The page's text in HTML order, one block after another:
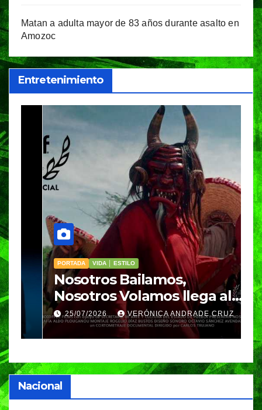
Matan a adulta mayor de 83 años durante asalto en
Amozoc
Entretenimiento
PORTADA VIDA │ ESTILO
Nosotros Bailamos,
Nosotros Volamos llega al
GIFF
25/07/2026 VERÓNICA ANDRADE CRUZ
Nacional